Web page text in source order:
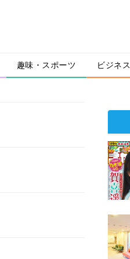
趣味・スポーツ ビジネス